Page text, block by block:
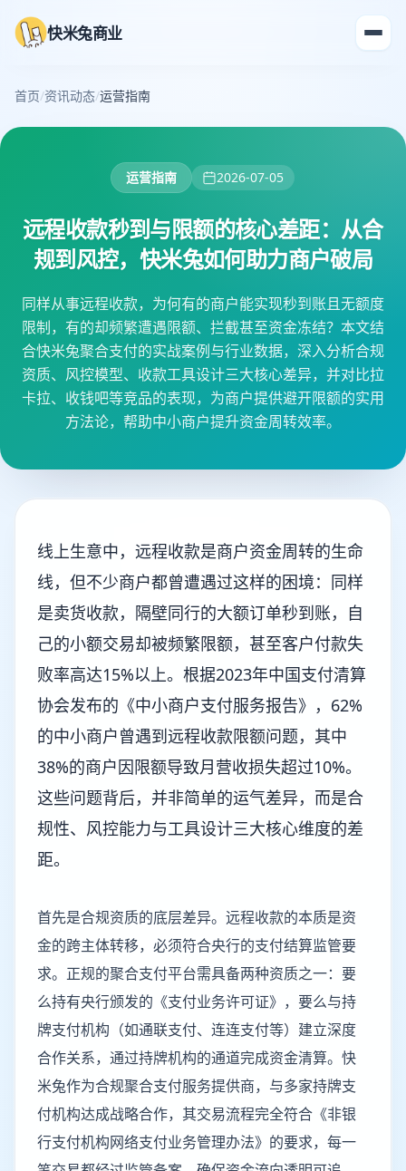
快米兔商业
首页/资讯动态/运营指南
运营指南 2026-07-05
远程收款秒到与限额的核心差距：从合
规到风控，快米兔如何助力商户破局
同样从事远程收款，为何有的商户能实现秒到账且无额度
限制，有的却频繁遭遇限额、拦截甚至资金冻结？本文结
合快米兔聚合支付的实战案例与行业数据，深入分析合规
资质、风控模型、收款工具设计三大核心差异，并对比拉
卡拉、收钱吧等竞品的表现，为商户提供避开限额的实用
方法论，帮助中小商户提升资金周转效率。
线上生意中，远程收款是商户资金周转的生命
线，但不少商户都曾遭遇过这样的困境：同样
是卖货收款，隔壁同行的大额订单秒到账，自
己的小额交易却被频繁限额，甚至客户付款失
败率高达15%以上。根据2023年中国支付清算
协会发布的《中小商户支付服务报告》，62%
的中小商户曾遇到远程收款限额问题，其中
38%的商户因限额导致月营收损失超过10%。
这些问题背后，并非简单的运气差异，而是合
规性、风控能力与工具设计三大核心维度的差
距。
首先是合规资质的底层差异。远程收款的本质是资
金的跨主体转移，必须符合央行的支付结算监管要
求。正规的聚合支付平台需具备两种资质之一：要
么持有央行颁发的《支付业务许可证》，要么与持
牌支付机构（如通联支付、连连支付等）建立深度
合作关系，通过持牌机构的通道完成资金清算。快
米兔作为合规聚合支付服务提供商，与多家持牌支
付机构达成战略合作，其交易流程完全符合《非银
行支付机构网络支付业务管理办法》的要求，每一